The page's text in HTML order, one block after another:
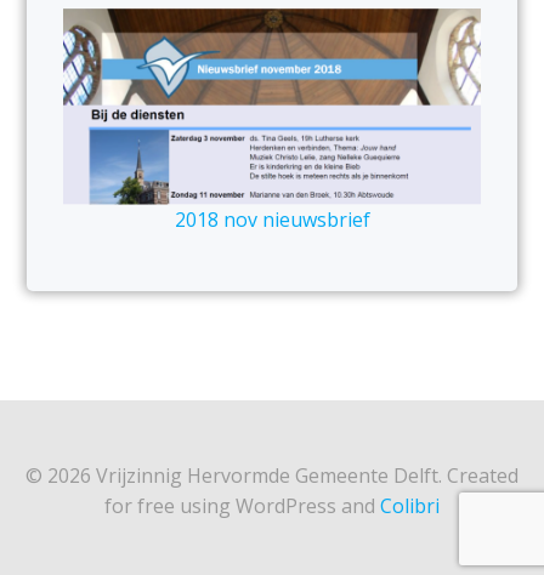
2018 nov nieuwsbrief
© 2026 Vrijzinnig Hervormde Gemeente Delft. Created
for free using WordPress and Colibri